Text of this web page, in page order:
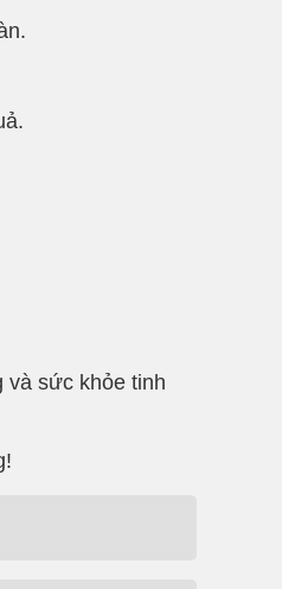
và sức khỏe tinh